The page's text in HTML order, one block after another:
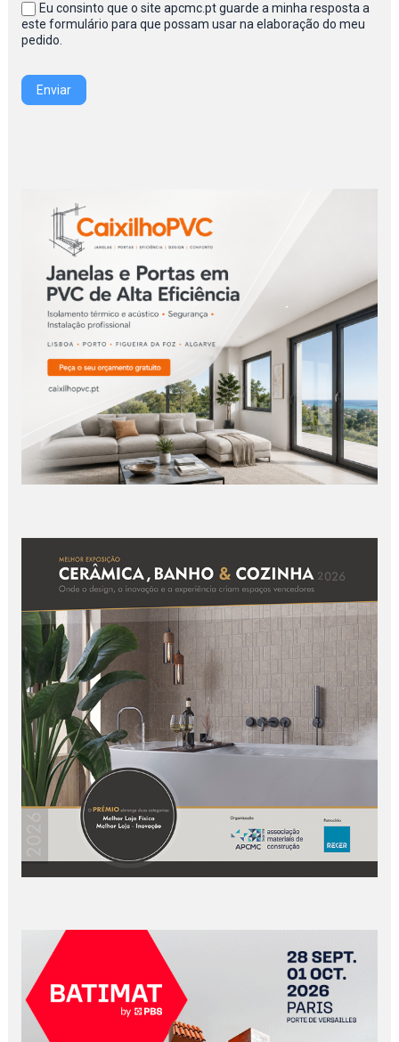
Eu consinto que o site apcmc.pt guarde a minha resposta a
este formulário para que possam usar na elaboração do meu
pedido.
Enviar